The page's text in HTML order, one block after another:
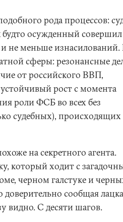
рода процессов:
будто осужденный
не меньше
сферы: резонансные
от российского ВВП,
рост с момента
роли ФСБ во всех без
судебных), происходящих
на секретного агента.
который ходит с
черном галстуке и
сообщая
видно. С десяти шагов.